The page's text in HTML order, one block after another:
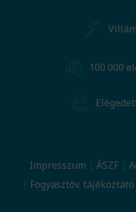
100 000
Impresszum ÁSZF
Fogyasztóv. tájékoztató